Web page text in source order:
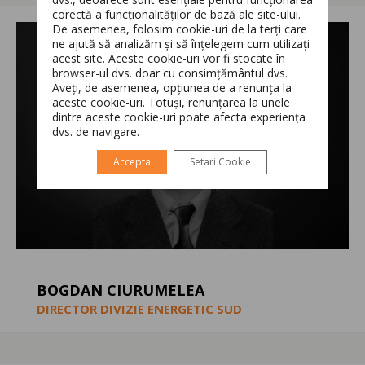
BOGDAN CIURUMELEA
DIRECTOR DIVIZIE ENERGETIC SUD
Switch The Language
Română English
corectă a funcționalităților de bază ale site-ului.
De asemenea, folosim cookie-uri de la terți care
ne ajută să analizăm și să înțelegem cum utilizați
acest site. Aceste cookie-uri vor fi stocate în
browser-ul dvs. doar cu consimțământul dvs.
Aveți, de asemenea, opțiunea de a renunța la
aceste cookie-uri. Totuși, renunțarea la unele
dintre aceste cookie-uri poate afecta experiența
dvs. de navigare.
Accepta Setari Cookie